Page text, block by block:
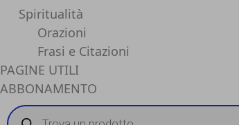
Spiritualità
Orazioni
Frasi e Citazioni
PAGINE UTILI
ABBONAMENTO
Products
search